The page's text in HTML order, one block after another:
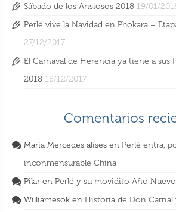
Sábado de los Ansiosos 2018 19/01/
Perlé vive la Navidad en Phokara –
27/12/2017
El Carnaval de Herencia ya tiene a sus
2018 15/12/2017
Comentarios
María Mercedes alises en Perlé entra,
inconmensurable China
Pilar en Perlé y su movidito Año Nuevo
Williamesok en Historia de Don Carnal